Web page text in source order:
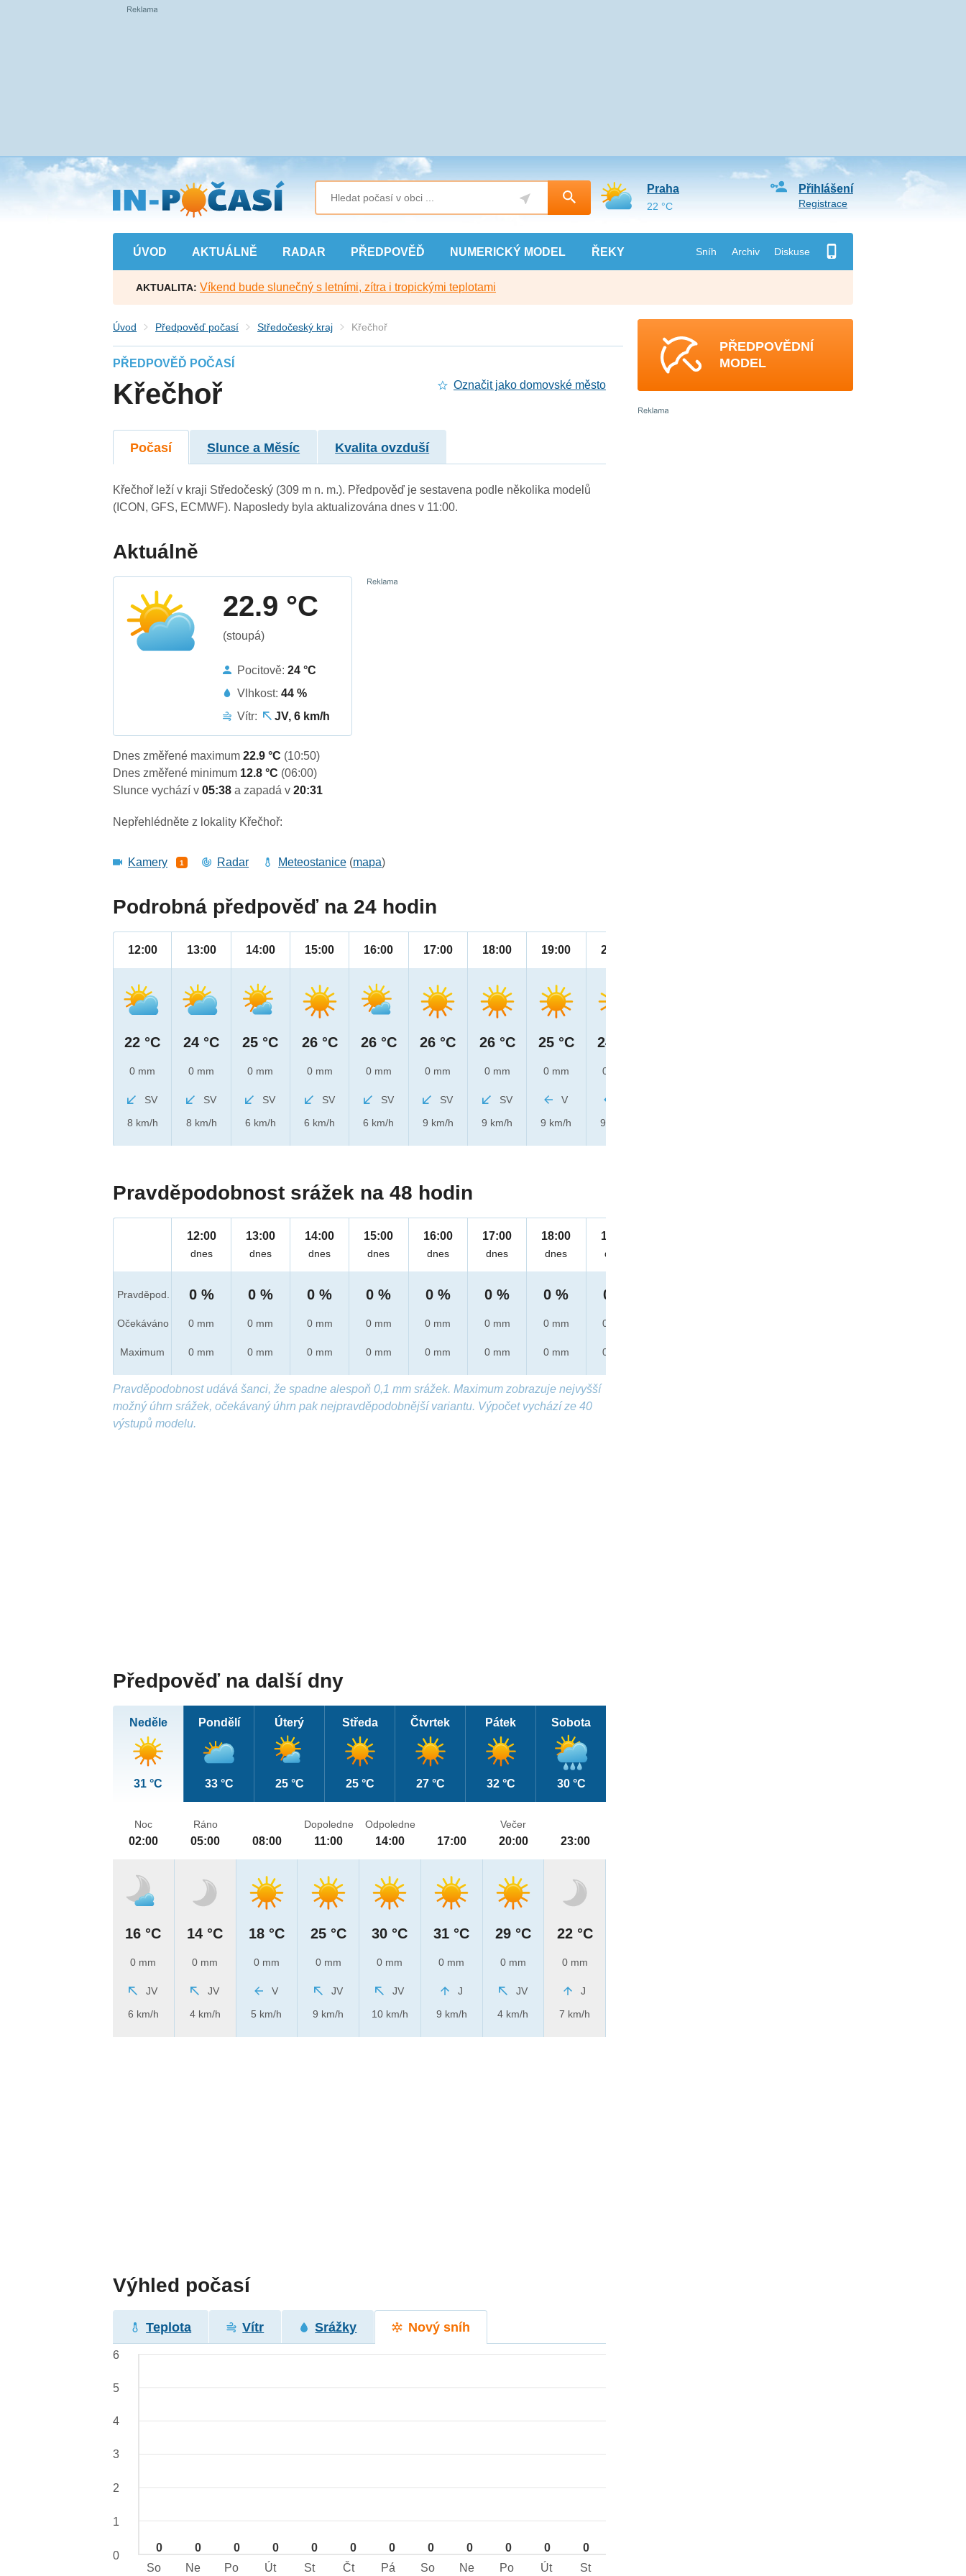
Přejít
na
hlavní
obsah
ÚVOD AKTUÁLNĚ RADAR PŘEDPOVĚĎ NUMERICKÝ MODEL ŘEKY Sníh Archiv Diskuse
Přihlášení
Registrace
Praha
22 °C
AKTUALITA: Víkend bude slunečný s letními, zítra i tropickými teplotami
Úvod Předpověď počasí Středočeský kraj Křečhoř
PŘEDPOVĚĎ POČASÍ
Křečhoř Označit jako domovské město
Počasí Slunce a Měsíc Kvalita ovzduší
Křečhoř leží v kraji Středočeský (309 m n. m.). Předpověď je sestavena podle několika modelů
(ICON, GFS, ECMWF). Naposledy byla aktualizována dnes v 11:00.
Aktuálně
22.9 °C
(stoupá)
Pocitově:24 °C
Vlhkost:44 %
Vítr:
JV, 6 km/h
Dnes změřené maximum22.9 °C (10:50)
Dnes změřené minimum 12.8 °C (06:00)
Slunce vychází v05:38a zapadá v20:31
Nepřehlédněte z lokality Křečhoř:
Kamery 1 Radar Meteostanice (mapa)
Podrobná předpověď na 24 hodin
12:00
22 °C
0 mm
SV
8 km/h
13:00
24 °C
0 mm
SV
8 km/h
14:00
25 °C
0 mm
SV
6 km/h
15:00
26 °C
0 mm
SV
6 km/h
16:00
26 °C
0 mm
SV
6 km/h
17:00
26 °C
0 mm
SV
9 km/h
18:00
26 °C
0 mm
SV
9 km/h
19:00
25 °C
0 mm
V
9 km/h
20:00
24 °C
0 mm
9 km/h
Pravděpodobnost srážek na 48 hodin
Pravděpod.
Očekáváno
Maximum
12:00
dnes
0 %
0 mm
0 mm
13:00
dnes
0 %
0 mm
0 mm
14:00
dnes
0 %
0 mm
0 mm
15:00
dnes
0 %
0 mm
0 mm
16:00
dnes
0 %
0 mm
0 mm
17:00
dnes
0 %
0 mm
0 mm
18:00
dnes
0 %
0 mm
0 mm
19:00
dnes
0 %
0 mm
0 mm
Pravděpodobnost udává šanci, že spadne alespoň 0,1 mm srážek. Maximum zobrazuje nejvyšší
možný úhrn srážek, očekávaný úhrn pak nejpravděpodobnější variantu. Výpočet vychází ze 40
výstupů modelu.
Předpověď na další dny
Neděle
31 °C
Pondělí
33 °C
Úterý
25 °C
Středa
25 °C
Čtvrtek
27 °C
Pátek
32 °C
Sobota
30 °C
Noc
02:00
16 °C
0 mm
JV
6 km/h
Ráno
05:00
14 °C
0 mm
JV
4 km/h
08:00
18 °C
0 mm
V
5 km/h
Dopoledne
11:00
25 °C
0 mm
JV
9 km/h
Odpoledne
14:00
30 °C
0 mm
JV
10 km/h
17:00
31 °C
0 mm
J
9 km/h
Večer
20:00
29 °C
0 mm
JV
4 km/h
23:00
22 °C
0 mm
J
7 km/h
Výhled počasí
Teplota Vítr Srážky Nový sníh
0 0 0 0 0 0 0 0 0 0 0 0
6
5
4
3
2
1
0
So
Ne Po Út St Čt Pá So Ne Po Út St
PŘEDPOVĚDNÍ
MODEL